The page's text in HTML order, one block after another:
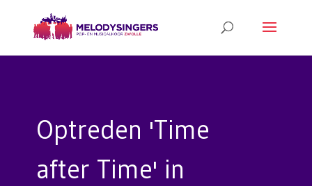
Optreden 'Time
after Time' in